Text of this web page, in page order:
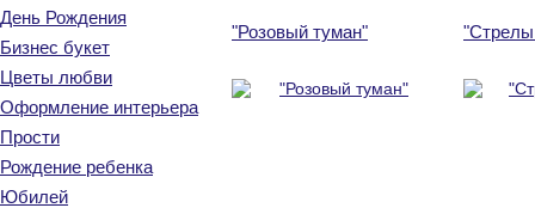
День Рождения
Бизнес букет
Цветы любви
Оформление интерьера
Прости
Рождение ребенка
Юбилей
"Розовый туман"